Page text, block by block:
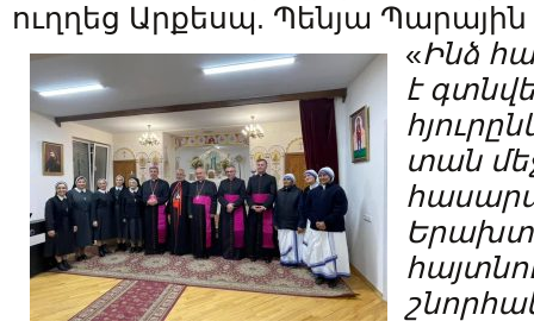
ուղղեց Արքեսպ. Պենյա
«Ինձ
է
տան